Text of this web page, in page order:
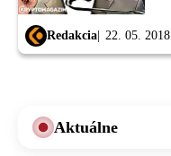
Redakcia 22. 05. 2018
Aktuálne